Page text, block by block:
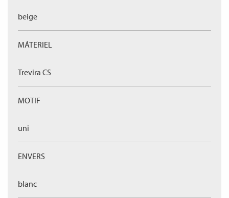
beige
MÁTERIEL
Trevira CS
MOTIF
uni
ENVERS
blanc